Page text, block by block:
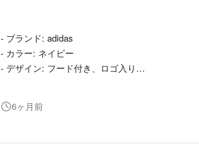
- ブランド: adidas
- カラー: ネイビー
- デザイン: フード付き、ロゴ入り
ご覧いただきありがとうございます。
6ヶ月前